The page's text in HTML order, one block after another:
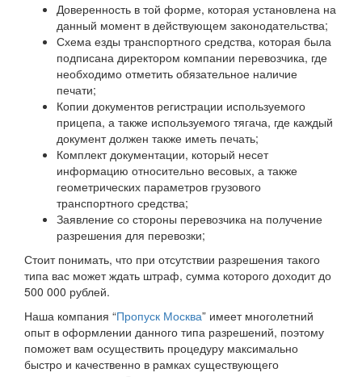
Доверенность в той форме, которая установлена на
данный момент в действующем законодательства;
Схема езды транспортного средства, которая была
подписана директором компании перевозчика, где
необходимо отметить обязательное наличие
печати;
Копии документов регистрации используемого
прицепа, а также используемого тягача, где каждый
документ должен также иметь печать;
Комплект документации, который несет
информацию относительно весовых, а также
геометрических параметров грузового
транспортного средства;
Заявление со стороны перевозчика на получение
разрешения для перевозки;
Стоит понимать, что при отсутствии разрешения такого
типа вас может ждать штраф, сумма которого доходит до
500 000 рублей.
Наша компания “Пропуск Москва” имеет многолетний
опыт в оформлении данного типа разрешений, поэтому
поможет вам осуществить процедуру максимально
быстро и качественно в рамках существующего